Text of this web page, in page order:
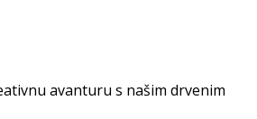
avanturu s našim drvenim